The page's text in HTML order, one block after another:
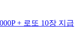
+ 로또 10장 지급